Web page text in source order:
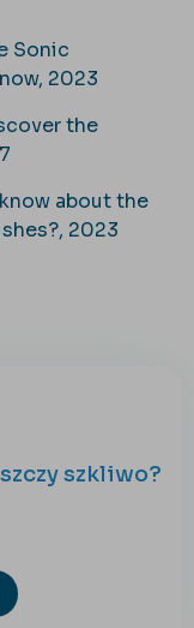
Sonic
2023
the
about the
2023
szkliwo?